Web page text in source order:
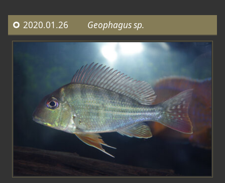
2020.01.26 Geophagus sp.